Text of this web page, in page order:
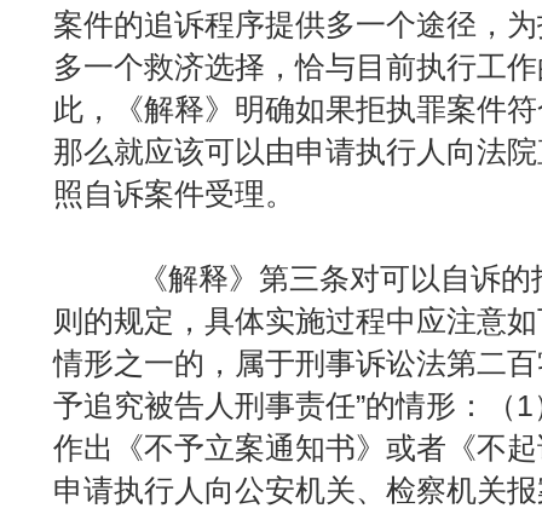
案件的追诉程序提供多一个途径，
多一个救济选择，恰与目前执行工
此，《解释》明确如果拒执罪案件
那么就应该可以由申请执行人向法
照自诉案件受理。
《解释》第三条对可以自诉的
则的规定，具体实施过程中应注意
情形之一的，属于刑事诉讼法第二
予追究被告人刑事责任”的情形：（
作出《不予立案通知书》或者《不
申请执行人向公安机关、检察机关